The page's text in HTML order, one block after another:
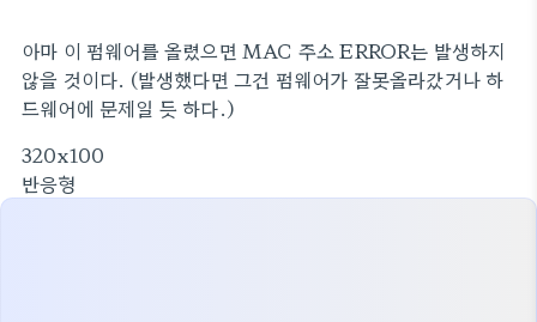
아마 이 펌웨어를 올렸으면 MAC 주소 ERROR는 발생하지
않을 것이다. (발생했다면 그건 펌웨어가 잘못올라갔거나 하
드웨어에 문제일 듯 하다.)
320x100
반응형